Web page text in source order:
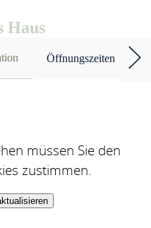
Haus
Öffnungszeiten
müssen Sie den
zustimmen.